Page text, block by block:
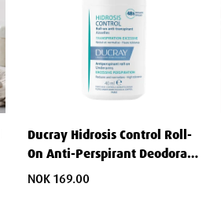
Ducray Hidrosis Control Roll-
On Anti-Perspirant Deodorant
40 ml
NOK 169.00